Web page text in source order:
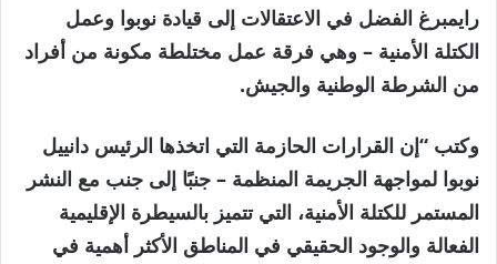
رايمبرغ الفضل في الاعتقالات إلى قيادة نوبوا وعمل
الكتلة الأمنية – وهي فرقة عمل مختلطة مكونة من أفراد
من الشرطة الوطنية والجيش.
وكتب “إن القرارات الحازمة التي اتخذها الرئيس دانييل
نوبوا لمواجهة الجريمة المنظمة – جنبًا إلى جنب مع النشر
المستمر للكتلة الأمنية، التي تتميز بالسيطرة الإقليمية
الفعالة والوجود الحقيقي في المناطق الأكثر أهمية في